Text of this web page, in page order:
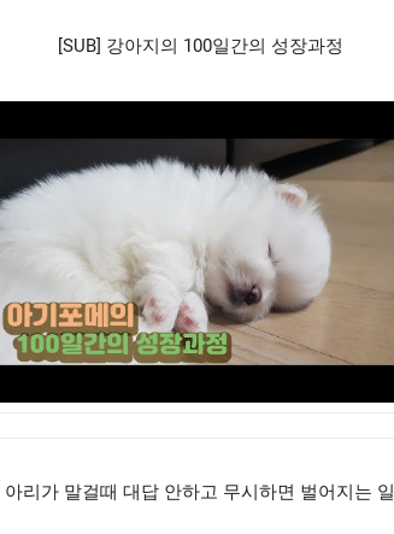
[SUB] 강아지의 100일간의 성장과정
아리가 말걸때 대답 안하고 무시하면 벌어지는 일